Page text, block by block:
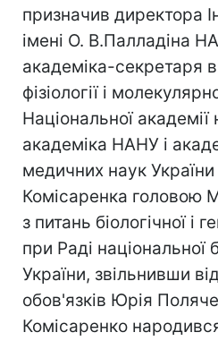
призначив директора
імені О. В.Палладіна
академіка-секретаря
фізіології і
Національної академії
академіка НАНУ і
медичних наук України
Комісаренка головою
з питань біологічної і
при Раді національної
України, звільнивши
обов'язків Юрія
Комісаренко